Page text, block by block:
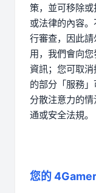
策，並可移除
或法律的內容
行審查，因此
用，我們會向
資訊；您可取
的部分「服務
分散注意力的
通或安全法規。
您的